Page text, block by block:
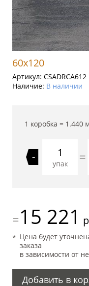
60x120
Артикул: CSADRCA612
Наличие: В наличии
1 коробка = 1.440 м
-
упак =
=15 221
Цена будет
заказа
в зависимости от
Добавить в